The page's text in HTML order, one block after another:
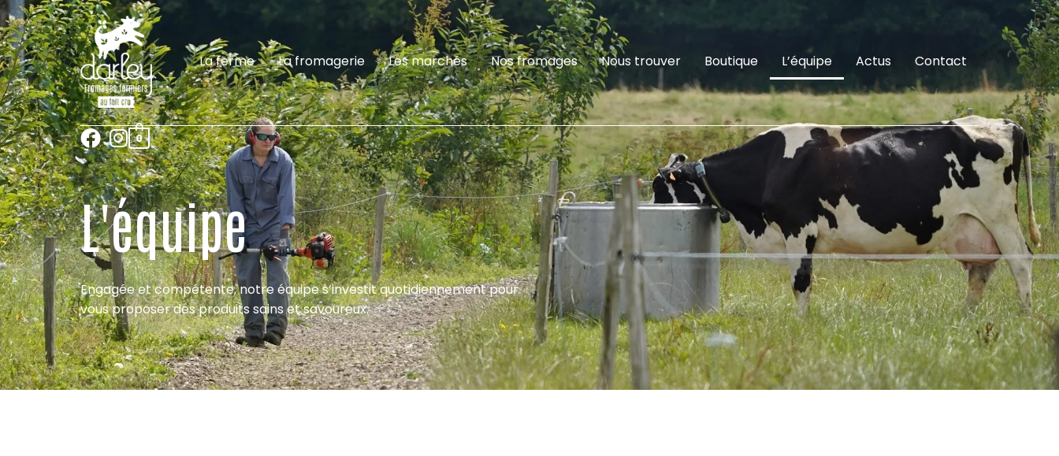
La ferme La fromagerie Les marchés Nos fromages Nous trouver Boutique L’équipe Actus Contact
0
L'équipe
Engagée et compétente, notre équipe s’investit quotidiennement pour
vous proposer des produits sains et savoureux.